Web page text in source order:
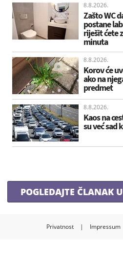
8.8.2026.
Zašto WC
postane
riješit ćete
minuta
8.8.2026.
Korov će
ako na
predmet
8.8.2026.
Kaos na
su već sad
POGLEDAJTE ČLANAK
Privatnost | Impressum